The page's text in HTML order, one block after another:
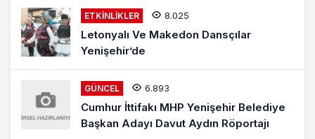
ETKINLIKLER 8.025
Letonyalı Ve Makedon Dansçılar
Yenişehir’de
GÜNCEL 6.893
Cumhur İttifakı MHP Yenişehir Belediye
Başkan Adayı Davut Aydın Röportajı